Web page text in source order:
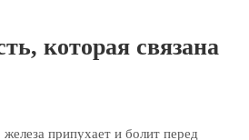
которая связана
припухает и болит перед